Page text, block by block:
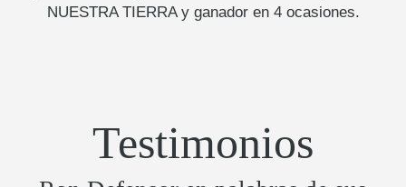
NUESTRA TIERRA y ganador en 4 ocasiones.
Testimonios